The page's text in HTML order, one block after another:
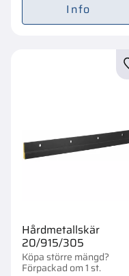
Info
Hårdmetallskär
20/915/305
Köpa större mängd?
Förpackad om 1 st.